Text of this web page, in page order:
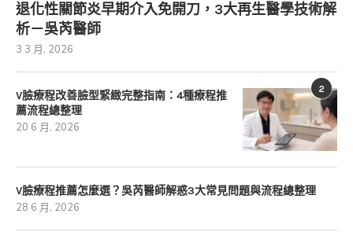
退化性關節炎早期介入免開刀，3大再生醫學技術解
析－吳芮醫師
3 3 月, 2026
2
V臉療程改善臉型緊緻完整指南：4種療程推
薦流程總整理
20 6 月, 2026
V臉療程推薦怎麼選？吳芮醫師解惑3大常見問題與流程總整理
28 6 月, 2026